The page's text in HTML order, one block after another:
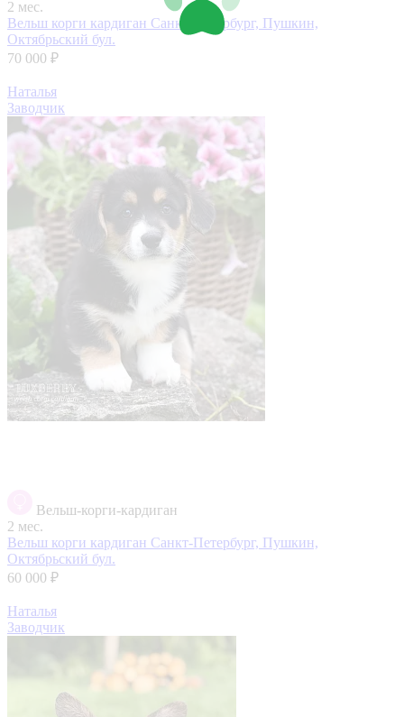
2 мес.
Вельш корги кардиган Санкт-Петербург, Пушкин,
Октябрьский бул.
70 000 ₽
Наталья
Заводчик
Вельш-корги-кардиган
2 мес.
Вельш корги кардиган Санкт-Петербург, Пушкин,
Октябрьский бул.
60 000 ₽
Наталья
Заводчик